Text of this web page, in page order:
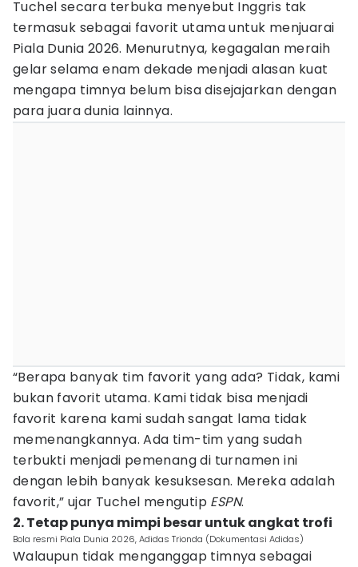
Tuchel secara terbuka menyebut Inggris tak
termasuk sebagai favorit utama untuk menjuarai
Piala Dunia 2026. Menurutnya, kegagalan meraih
gelar selama enam dekade menjadi alasan kuat
mengapa timnya belum bisa disejajarkan dengan
para juara dunia lainnya.
“Berapa banyak tim favorit yang ada? Tidak, kami
bukan favorit utama. Kami tidak bisa menjadi
favorit karena kami sudah sangat lama tidak
memenangkannya. Ada tim-tim yang sudah
terbukti menjadi pemenang di turnamen ini
dengan lebih banyak kesuksesan. Mereka adalah
favorit,” ujar Tuchel mengutip ESPN.
2. Tetap punya mimpi besar untuk angkat trofi
Bola resmi Piala Dunia 2026, Adidas Trionda (Dokumentasi Adidas)
Walaupun tidak menganggap timnya sebagai